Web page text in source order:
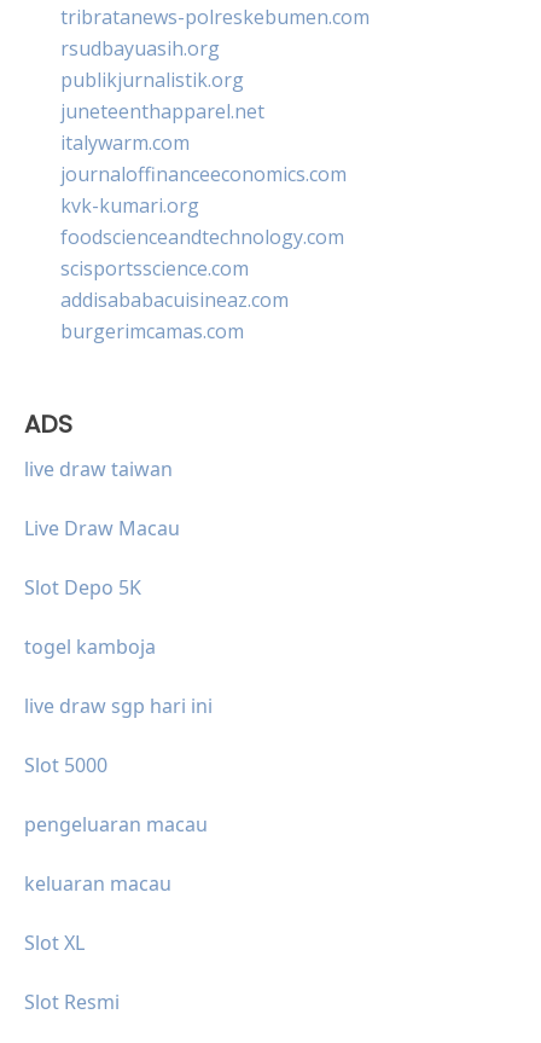
tribratanews-polreskebumen.com
rsudbayuasih.org
publikjurnalistik.org
juneteenthapparel.net
italywarm.com
journaloffinanceeconomics.com
kvk-kumari.org
foodscienceandtechnology.com
scisportsscience.com
addisababacuisineaz.com
burgerimcamas.com
ADS
live draw taiwan
Live Draw Macau
Slot Depo 5K
togel kamboja
live draw sgp hari ini
Slot 5000
pengeluaran macau
keluaran macau
Slot XL
Slot Resmi